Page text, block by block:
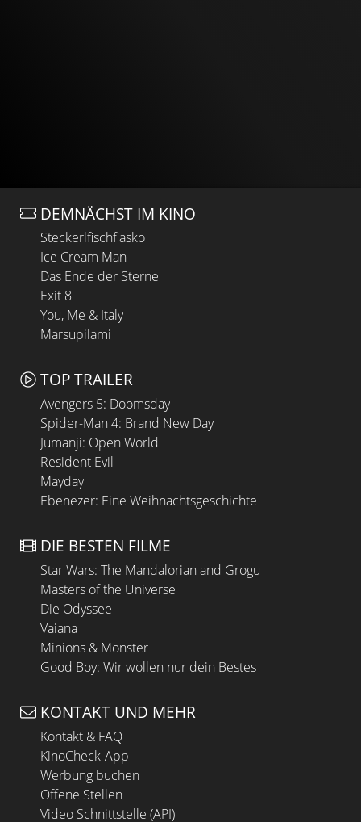
DEMNÄCHST IM KINO
Steckerlfischfiasko
Ice Cream Man
Das Ende der Sterne
Exit 8
You, Me & Italy
Marsupilami
TOP TRAILER
Avengers 5: Doomsday
Spider-Man 4: Brand New Day
Jumanji: Open World
Resident Evil
Mayday
Ebenezer: Eine Weihnachtsgeschichte
DIE BESTEN FILME
Star Wars: The Mandalorian and Grogu
Masters of the Universe
Die Odyssee
Vaiana
Minions & Monster
Good Boy: Wir wollen nur dein Bestes
KONTAKT UND MEHR
Kontakt & FAQ
KinoCheck-App
Werbung buchen
Offene Stellen
Video Schnittstelle (API)